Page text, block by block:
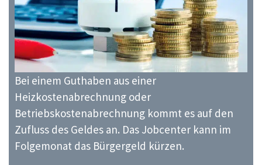
Bei einem Guthaben aus einer
Heizkostenabrechnung oder
Betriebskostenabrechnung kommt es auf den
Zufluss des Geldes an. Das Jobcenter kann im
Folgemonat das Bürgergeld kürzen.